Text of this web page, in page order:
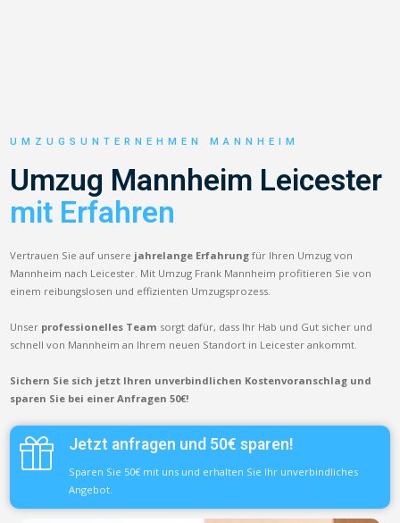
UMZUGSUNTERNEHMEN MANNHEIM
Umzug Mannheim Leicester
mit Erfahren
Vertrauen Sie auf unsere jahrelange Erfahrung für Ihren Umzug von
Mannheim nach Leicester. Mit Umzug Frank Mannheim profitieren Sie von
einem reibungslosen und effizienten Umzugsprozess.
Unser professionelles Team sorgt dafür, dass Ihr Hab und Gut sicher und
schnell von Mannheim an Ihrem neuen Standort in Leicester ankommt.
Sichern Sie sich jetzt Ihren unverbindlichen Kostenvoranschlag und
sparen Sie bei einer Anfragen 50€!
Jetzt anfragen und 50€ sparen!
Sparen Sie 50€ mit uns und erhalten Sie Ihr unverbindliches
Angebot.